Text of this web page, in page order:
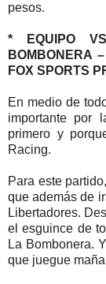
pesos.
* EQUIPO
BOMBONERA
FOX SPORTS
En medio de
importante por
primero y
Racing.
Para este partido,
que además de
Libertadores.
el esguince de
La Bombonera.
que juegue